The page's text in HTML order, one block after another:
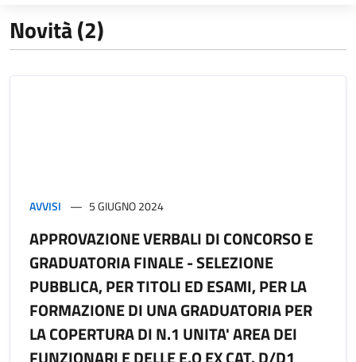
Novità (2)
AVVISI 5 GIUGNO 2024
APPROVAZIONE VERBALI DI CONCORSO E
GRADUATORIA FINALE - SELEZIONE
PUBBLICA, PER TITOLI ED ESAMI, PER LA
FORMAZIONE DI UNA GRADUATORIA PER
LA COPERTURA DI N.1 UNITA' AREA DEI